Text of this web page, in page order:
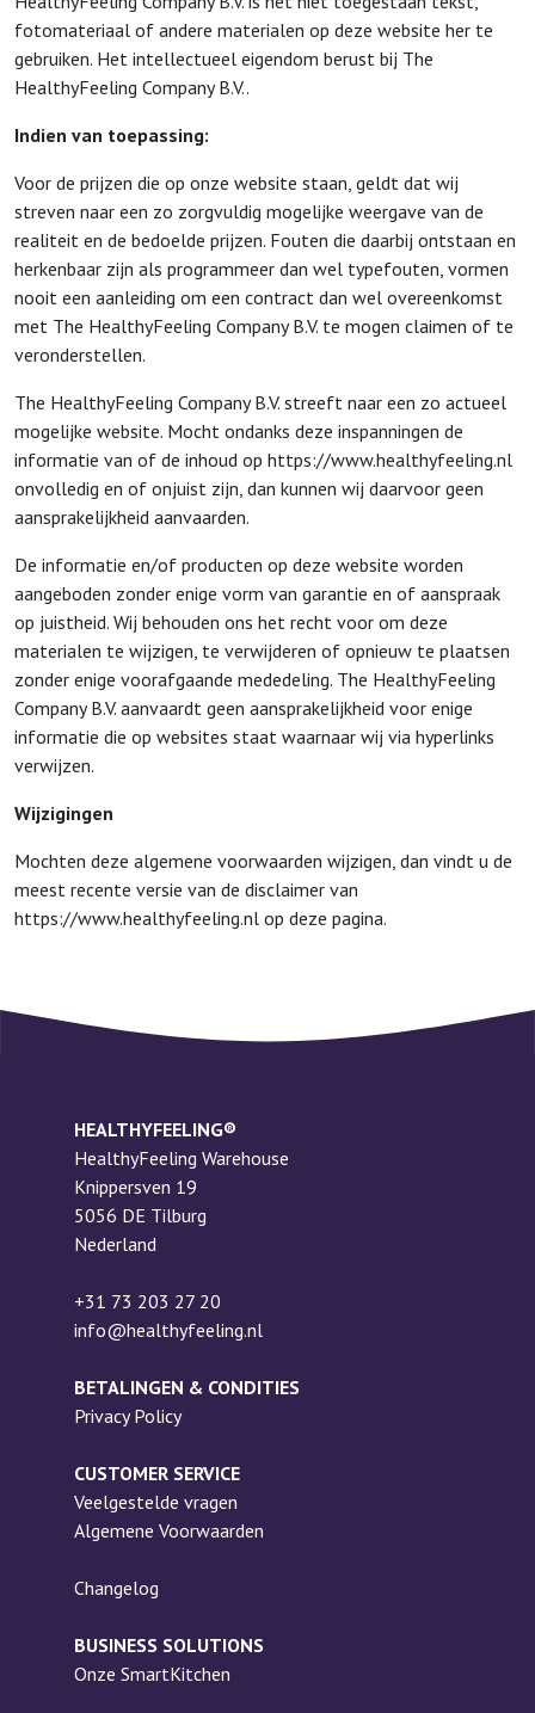
fotomateriaal of andere materialen op deze website her te
gebruiken. Het intellectueel eigendom berust bij The
HealthyFeeling Company B.V..
Indien van toepassing:
Voor de prijzen die op onze website staan, geldt dat wij
streven naar een zo zorgvuldig mogelijke weergave van de
realiteit en de bedoelde prijzen. Fouten die daarbij ontstaan en
herkenbaar zijn als programmeer dan wel typefouten, vormen
nooit een aanleiding om een contract dan wel overeenkomst
met The HealthyFeeling Company B.V. te mogen claimen of te
veronderstellen.
The HealthyFeeling Company B.V. streeft naar een zo actueel
mogelijke website. Mocht ondanks deze inspanningen de
informatie van of de inhoud op https://www.healthyfeeling.nl
onvolledig en of onjuist zijn, dan kunnen wij daarvoor geen
aansprakelijkheid aanvaarden.
De informatie en/of producten op deze website worden
aangeboden zonder enige vorm van garantie en of aanspraak
op juistheid. Wij behouden ons het recht voor om deze
materialen te wijzigen, te verwijderen of opnieuw te plaatsen
zonder enige voorafgaande mededeling. The HealthyFeeling
Company B.V. aanvaardt geen aansprakelijkheid voor enige
informatie die op websites staat waarnaar wij via hyperlinks
verwijzen.
Wijzigingen
Mochten deze algemene voorwaarden wijzigen, dan vindt u de
meest recente versie van de disclaimer van
https://www.healthyfeeling.nl op deze pagina.
HEALTHYFEELING®
HealthyFeeling Warehouse
Knippersven 19
5056 DE Tilburg
Nederland
+31 73 203 27 20
info@healthyfeeling.nl
BETALINGEN & CONDITIES
Privacy Policy
CUSTOMER SERVICE
Veelgestelde vragen
Algemene Voorwaarden
Changelog
BUSINESS SOLUTIONS
Onze SmartKitchen